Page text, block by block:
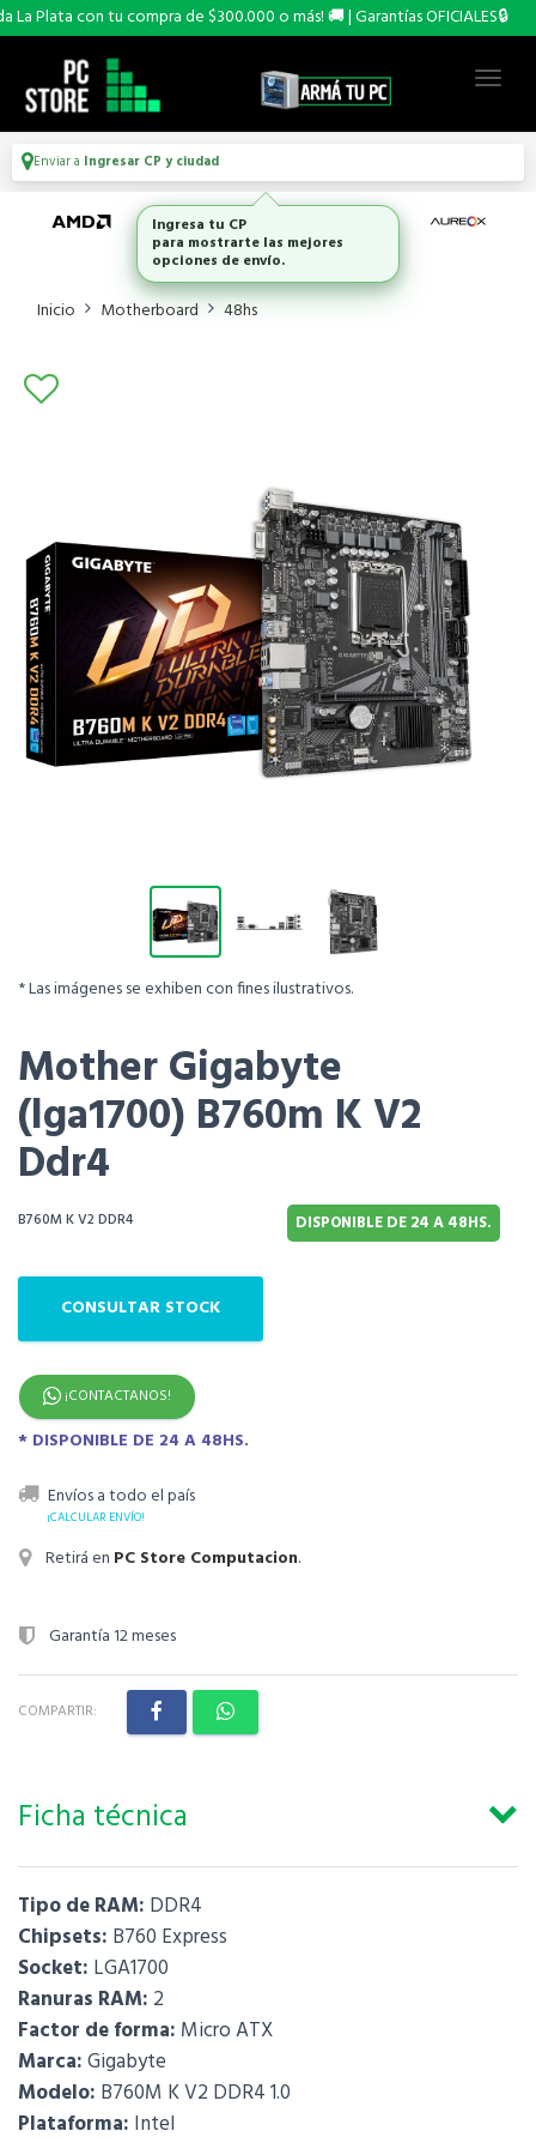
Plata con tu compra de $300.000 o más! 🚚 | Garantías OFICIALES🔒
Enviar a Ingresar CP y ciudad
Inicio Motherboard 48hs
* Las imágenes se exhiben con fines ilustrativos.
Mother Gigabyte
(lga1700) B760m K V2
Ddr4
B760M K V2 DDR4 DISPONIBLE DE 24 A 48HS.
CONSULTAR STOCK
¡CONTACTANOS!
* DISPONIBLE DE 24 A 48HS.
Envíos a todo el país
¡CALCULAR ENVÍO!
Retirá en PC Store Computacion.
Garantía 12 meses
COMPARTIR:
Ficha técnica
Tipo de RAM: DDR4
Chipsets: B760 Express
Socket: LGA1700
Ranuras RAM: 2
Factor de forma: Micro ATX
Marca:Gigabyte
Modelo: B760M K V2 DDR4 1.0
Plataforma: Intel
Ingresa tu CP
para mostrarte las mejores
opciones de envío.